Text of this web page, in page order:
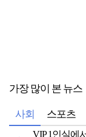
가장 많이 본 뉴스
사회 스포츠